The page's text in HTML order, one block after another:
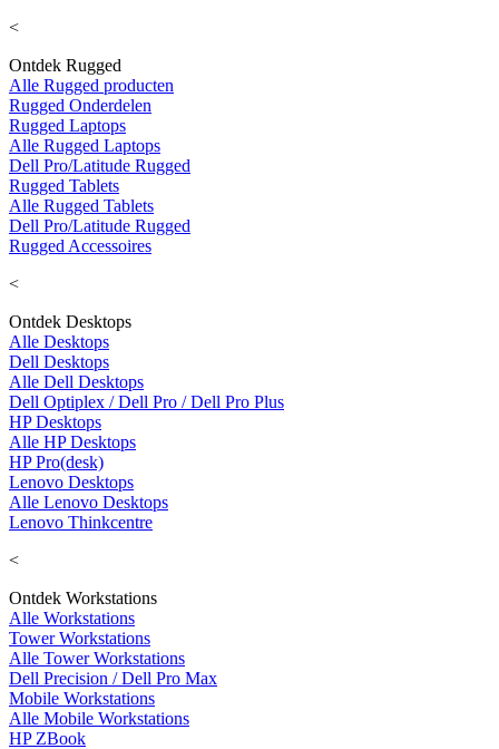
<
Ontdek Rugged
Alle Rugged producten
Rugged Onderdelen
Rugged Laptops
Alle Rugged Laptops
Dell Pro/Latitude Rugged
Rugged Tablets
Alle Rugged Tablets
Dell Pro/Latitude Rugged
Rugged Accessoires
<
Ontdek Desktops
Alle Desktops
Dell Desktops
Alle Dell Desktops
Dell Optiplex / Dell Pro / Dell Pro Plus
HP Desktops
Alle HP Desktops
HP Pro(desk)
Lenovo Desktops
Alle Lenovo Desktops
Lenovo Thinkcentre
<
Ontdek Workstations
Alle Workstations
Tower Workstations
Alle Tower Workstations
Dell Precision / Dell Pro Max
Mobile Workstations
Alle Mobile Workstations
HP ZBook